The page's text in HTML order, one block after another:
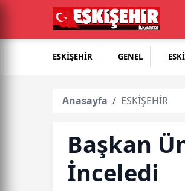
ESKİŞEHİR GENEL
Anasayfa ESKİŞEHİR
Başkan
İnceledi